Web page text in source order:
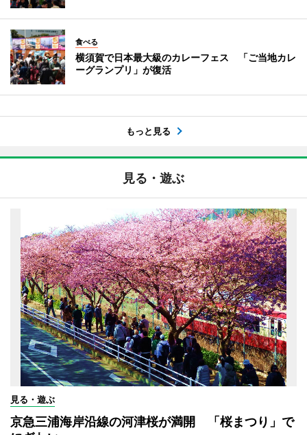
食べる
横須賀で日本最大級のカレーフェス 「ご当地カレ
ーグランプリ」が復活
もっと見る
見る・遊ぶ
見る・遊ぶ
京急三浦海岸沿線の河津桜が満開 「桜まつり」で